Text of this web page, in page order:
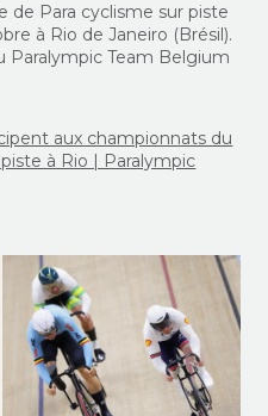
de Para cyclisme sur piste
à Rio de Janeiro (Brésil).
Paralympic Team Belgium
aux championnats du
à Rio | Paralympic